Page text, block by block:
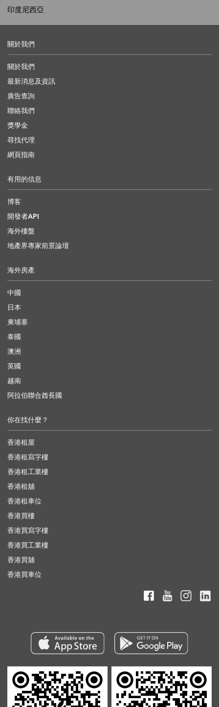
印度尼西亞
關於我們
關於我們
最新消息及資訊
廣告查詢
聯絡我們
獎學金
尋找代理
網頁指南
有用的信息
博客
開發者API
海外樓盤
地產界專家前景論壇
海外房產
中國
日本
柬埔寨
泰國
澳洲
英國
越南
阿拉伯聯合酋長國
你在找什麼？
香港租屋
香港租寫字樓
香港租工業樓
香港租舖
香港租車位
香港買樓
香港買寫字樓
香港買工業樓
香港買舖
香港買車位